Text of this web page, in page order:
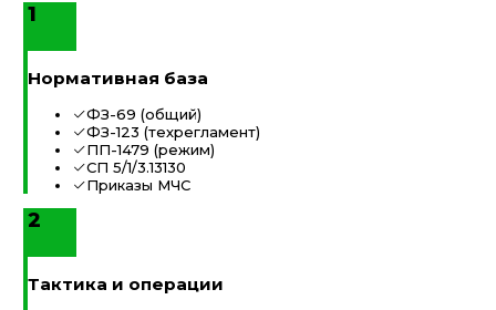
1
Нормативная база
ФЗ-69 (общий)
ФЗ-123 (техрегламент)
ПП-1479 (режим)
СП 5/1/3.13130
Приказы МЧС
2
Тактика и операции